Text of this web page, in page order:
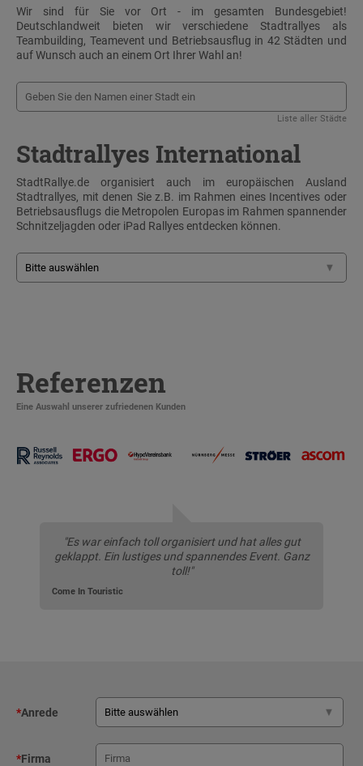
Wir sind für Sie vor Ort - im gesamten Bundesgebiet!
Deutschlandweit bieten wir verschiedene Stadtrallyes als
Teambuilding, Teamevent und Betriebsausflug in 42 Städten und
auf Wunsch auch an einem Ort Ihrer Wahl an!
Liste aller Städte
Stadtrallyes International
StadtRallye.de organisiert auch im europäischen Ausland
Stadtrallyes, mit denen Sie z.B. im Rahmen eines Incentives oder
Betriebsausflugs die Metropolen Europas im Rahmen spannender
Schnitzeljagden oder iPad Rallyes entdecken können.
Referenzen
Eine Auswahl unserer zufriedenen Kunden
"Es war einfach toll organisiert und hat alles gut
geklappt. Ein lustiges und spannendes Event. Ganz
toll!"
Come In Touristic
*Anrede
*Firma